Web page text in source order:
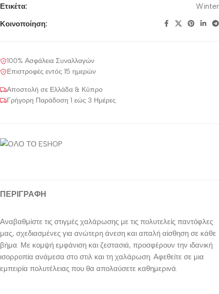
Ετικέτα:
Winter
Κοινοποίηση:
100% Ασφάλεια Συναλλαγών
Επιστροφές εντός 15 ημερών
Αποστολή σε Ελλάδα & Κύπρο
Γρήγορη Παράδοση 1 εώς 3 Ημέρες
ΠΕΡΙΓΡΑΦΉ
Αναβαθμίστε τις στιγμές χαλάρωσης με τις πολυτελείς παντόφλες
μας, σχεδιασμένες για ανώτερη άνεση και απαλή αίσθηση σε κάθε
βήμα. Με κομψή εμφάνιση και ζεστασιά, προσφέρουν την ιδανική
ισορροπία ανάμεσα στο στιλ και τη χαλάρωση. Αφεθείτε σε μια
εμπειρία πολυτέλειας που θα απολαύσετε καθημερινά.